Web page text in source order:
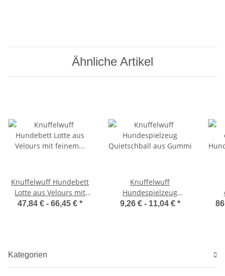
Ähnliche Artikel
Knuffelwuff Hundebett
Lotte aus Velours mit
feinem
47,84 € - 66,45 € *
Knuffelwuff
Hundespielzeug
Quietschball aus Gummi
9,26 € - 11,04 € *
Kategorien